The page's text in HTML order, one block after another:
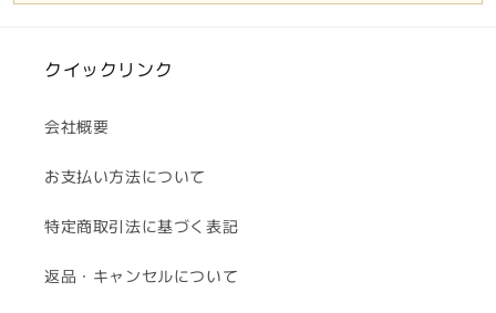
クイックリンク
会社概要
お支払い方法について
特定商取引法に基づく表記
返品・キャンセルについて